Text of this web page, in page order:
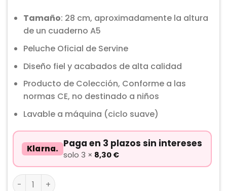
Tamaño: 28 cm, aproximadamente la altura
de un cuaderno A5
Peluche Oficial de Servine
Diseño fiel y acabados de alta calidad
Producto de Colección, Conforme a las
normas CE, no destinado a niños
Lavable a máquina (ciclo suave)
Klarna. Paga en 3 plazos sin intereses
solo 3 × 8,30 €
Servine Peluche cantidad